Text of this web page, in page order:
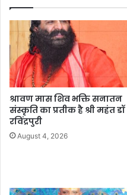
श्रावण मास शिव भक्ति सनातन
संस्कृति का प्रतीक है श्री महंत डॉ
रविंद्रपुरी
August 4, 2026